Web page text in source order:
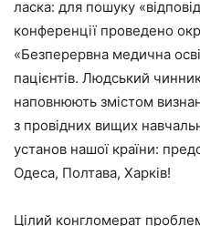
ласка: для пошуку
конференції проведено
«Безперервна медична
пацієнтів. Людський
наповнюють змістом
з провідних вищих
установ нашої країни:
Одеса, Полтава, Харків!
Цілий конгломерат